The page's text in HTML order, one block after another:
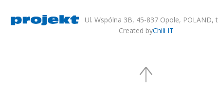
Ul. Wspólna 3B, 45-837 Opole, POLAND,
Created byChili IT